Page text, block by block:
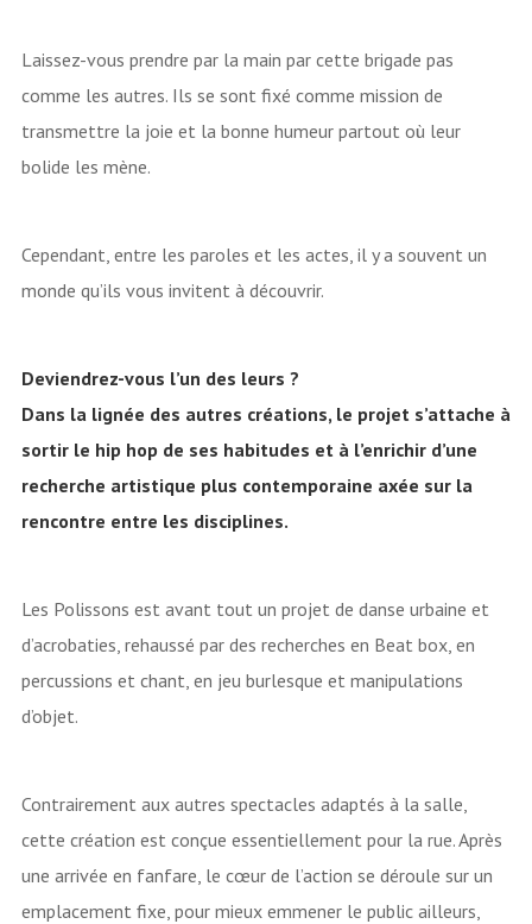
Laissez-vous prendre par la main par cette brigade pas
comme les autres. Ils se sont fixé comme mission de
transmettre la joie et la bonne humeur partout où leur
bolide les mène.
Cependant, entre les paroles et les actes, il y a souvent un
monde qu’ils vous invitent à découvrir.
Deviendrez-vous l’un des leurs ?
Dans la lignée des autres créations, le projet s’attache à
sortir le hip hop de ses habitudes et à l’enrichir d’une
recherche artistique plus contemporaine axée sur la
rencontre entre les disciplines.
Les Polissons est avant tout un projet de danse urbaine et
d’acrobaties, rehaussé par des recherches en Beat box, en
percussions et chant, en jeu burlesque et manipulations
d’objet.
Contrairement aux autres spectacles adaptés à la salle,
cette création est conçue essentiellement pour la rue. Après
une arrivée en fanfare, le cœur de l’action se déroule sur un
emplacement fixe, pour mieux emmener le public ailleurs,